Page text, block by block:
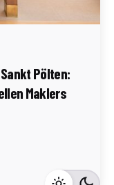
Pölten:
Maklers